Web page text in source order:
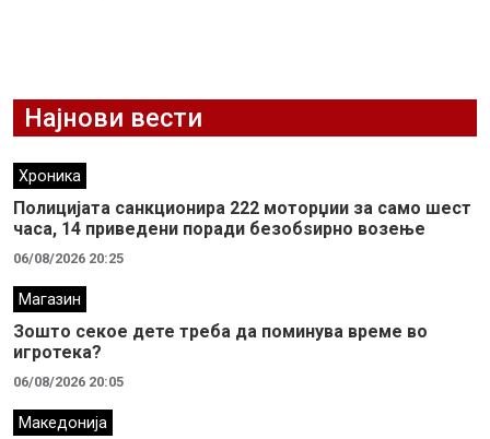
Најнови вести
Хроника
Полицијата санкционира 222 моторџии за само шест
часа, 14 приведени поради безобѕирно возење
06/08/2026 20:25
Магазин
Зошто секое дете треба да поминува време во
игротека?
06/08/2026 20:05
Македонија